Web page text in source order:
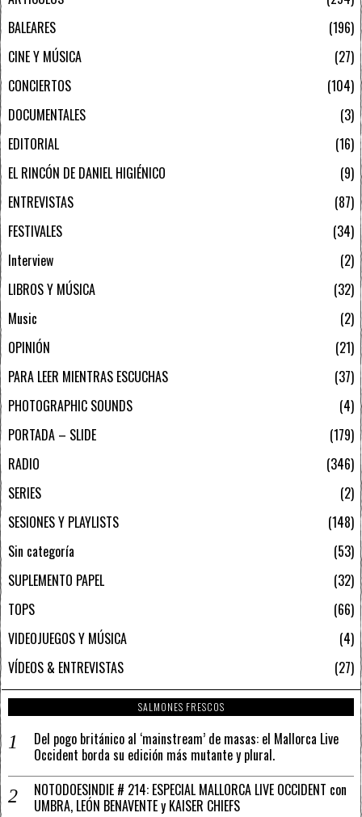
BALEARES
196
CINE Y MÚSICA
27
CONCIERTOS
104
DOCUMENTALES
3
EDITORIAL
16
EL RINCÓN DE DANIEL HIGIÉNICO
9
ENTREVISTAS
87
FESTIVALES
34
Interview
2
LIBROS Y MÚSICA
32
Music
2
OPINIÓN
21
PARA LEER MIENTRAS ESCUCHAS
37
PHOTOGRAPHIC SOUNDS
4
PORTADA – SLIDE
179
RADIO
346
SERIES
2
SESIONES Y PLAYLISTS
148
Sin categoría
53
SUPLEMENTO PAPEL
32
TOPS
66
VIDEOJUEGOS Y MÚSICA
4
VÍDEOS & ENTREVISTAS
27
SALMONES FRESCOS
Del pogo británico al ‘mainstream’ de masas: el Mallorca Live
Occident borda su edición más mutante y plural.
NOTODOESINDIE # 214: ESPECIAL MALLORCA LIVE OCCIDENT con
UMBRA, LEÓN BENAVENTE y KAISER CHIEFS